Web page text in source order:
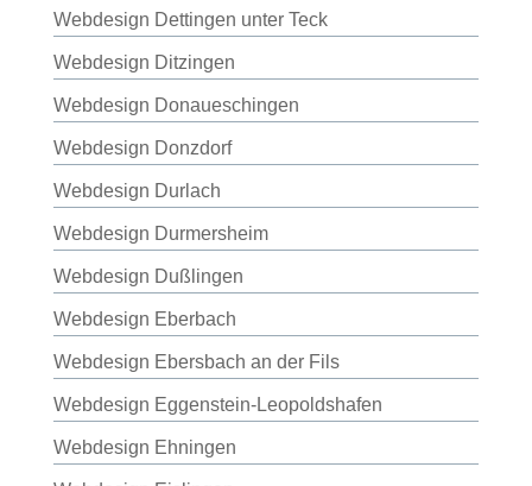
Webdesign Dettingen unter Teck
Webdesign Ditzingen
Webdesign Donaueschingen
Webdesign Donzdorf
Webdesign Durlach
Webdesign Durmersheim
Webdesign Dußlingen
Webdesign Eberbach
Webdesign Ebersbach an der Fils
Webdesign Eggenstein-Leopoldshafen
Webdesign Ehningen